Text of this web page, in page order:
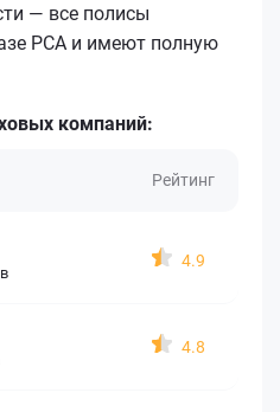
— все полисы
РСА и имеют полную
компаний:
Рейтинг
4.9
4.8